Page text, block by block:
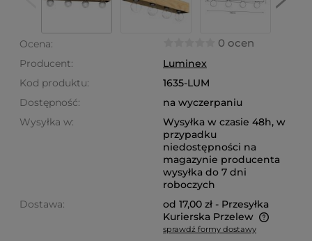
Ocena: 0 ocen
Producent:
Luminex
Kod produktu:
1635-LUM
Dostępność:
na wyczerpaniu
Wysyłka w:
Wysyłka w czasie 48h, w
przypadku
niedostępności na
magazynie producenta
wysyłka do 7 dni
roboczych
Dostawa:
od 17,00 zł - Przesyłka
Kurierska Przelew
Cena nie zawiera ewentualnych kosztów płatności
sprawdź formy dostawy